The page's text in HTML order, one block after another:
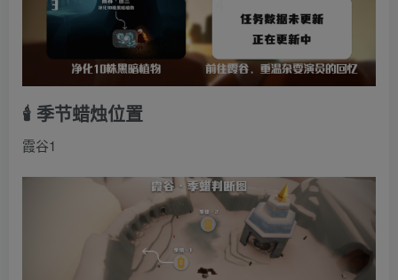
🕯️ 季节蜡烛位置
霞谷1